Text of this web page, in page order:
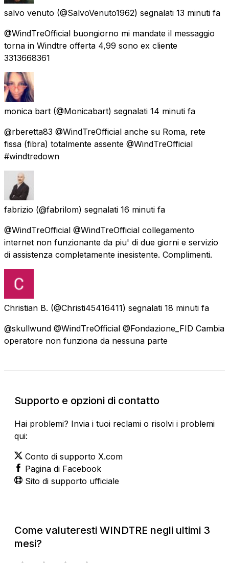
salvo venuto (@SalvoVenuto1962) segnalati 13 minuti fa
@WindTreOfficial buongiorno mi mandate il messaggio
torna in Windtre offerta 4,99 sono ex cliente
3313668361
monica bart (@Monicabart) segnalati 14 minuti fa
@rberetta83 @WindTreOfficial anche su Roma, rete
fissa (fibra) totalmente assente @WindTreOfficial
#windtredown
fabrizio (@fabrilom) segnalati 16 minuti fa
@WindTreOfficial @WindTreOfficial collegamento
internet non funzionante da piu' di due giorni e servizio
di assistenza completamente inesistente. Complimenti.
Christian B. (@Christi45416411) segnalati 18 minuti fa
@skullwund @WindTreOfficial @Fondazione_FID Cambia
operatore non funziona da nessuna parte
Supporto e opzioni di contatto
Hai problemi? Invia i tuoi reclami o risolvi i problemi
qui:
Conto di supporto X.com
Pagina di Facebook
Sito di supporto ufficiale
Come valuteresti WINDTRE negli ultimi 3
mesi?